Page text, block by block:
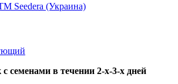
Seedera (Украина)
семенами в течении 2-х-3-х дней